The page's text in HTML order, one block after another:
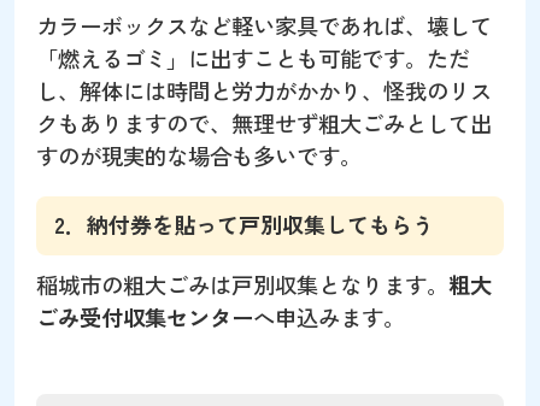
カラーボックスなど軽い家具であれば、壊して
「燃えるゴミ」に出すことも可能です。ただ
し、解体には時間と労力がかかり、怪我のリス
クもありますので、無理せず粗大ごみとして出
すのが現実的な場合も多いです。
2．納付券を貼って戸別収集してもらう
稲城市の粗大ごみは戸別収集となります。 粗大
ごみ受付収集センターへ申込みます。